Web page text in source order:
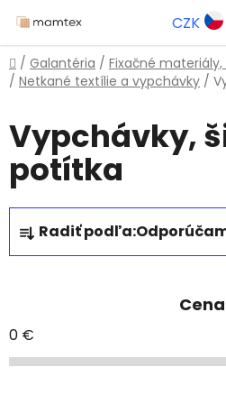
na
obsah
CZK
Domov
/ Galantéria / Fixačné
/ Netkané textílie a vypchávky /
Vypchávky,
potítka
R
a
d
i
e
Radiť podľa:
Cena
0 €